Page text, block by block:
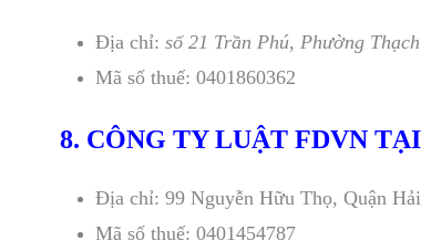
Địa chỉ: số 21 Trần Phú, Phường
Mã số thuế: 0401860362
8. CÔNG TY LUẬT FDVN
Địa chỉ: 99 Nguyễn Hữu Thọ, Quận
Mã số thuế: 0401454787